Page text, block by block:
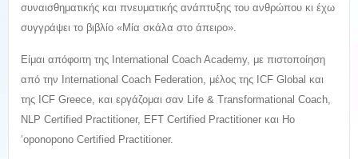
συναισθηματικής και πνευματικής ανάπτυξης του ανθρώπου κι έχω
συγγράψει το βιβλίο «Μία σκάλα στο άπειρο».
Είμαι απόφοιτη της International Coach Academy, με πιστοποίηση
από την International Coach Federation, μέλος της ICF Global και
της ICF Greece, και εργάζομαι σαν Life & Transformational Coach,
NLP Certified Practitioner, EFT Certified Practitioner και Ho
‘oponopono Certified Practitioner.